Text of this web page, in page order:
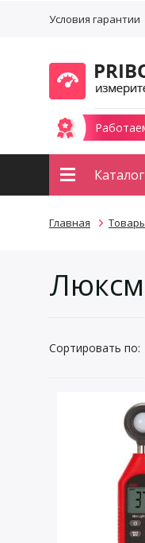
Условия гарантии
Главная
Сортировать по: